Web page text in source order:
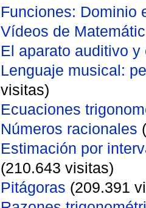
Funciones: Dominio
Vídeos de
El aparato auditivo
Lenguaje musical:
visitas)
Ecuaciones
Números racionales
Estimación por
(210.643 visitas)
Pitágoras (209.391